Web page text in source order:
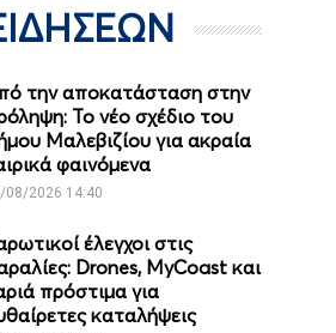
την αποκατάσταση στην
Το νέο σχέδιο του
Μαλεβιζίου για ακραία
φαινόμενα
08/2026 14:40
έλεγχοι στις
Drones, MyCoast και
πρόστιμα για
καταλήψεις